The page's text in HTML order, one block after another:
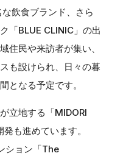
飲食ブランド、さら
「BLUE CLINIC」の出
住民や来訪者が集い、
も設けられ、日々の暮
となる予定です。
立地する「MIDORI
も進めています。
ション「The